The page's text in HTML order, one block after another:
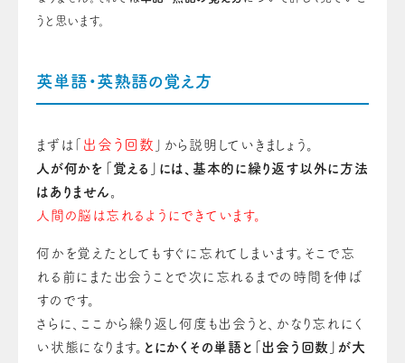
うと思います。
英単語・英熟語の覚え方
まずは「 出会う回数
」から説明していきましょう。
人が何かを「覚える」には、基本的に繰り返す以外に方法
はありません。
人間の脳は忘れるようにできています。
何かを覚えたとしてもすぐに忘れてしまいます。そこで忘
れる前にまた出会うことで次に忘れるまでの時間を伸ば
すのです。
さらに、ここから繰り返し何度も出会うと、かなり忘れにく
い状態になります。 とにかくその単語と「出会う回数」が大